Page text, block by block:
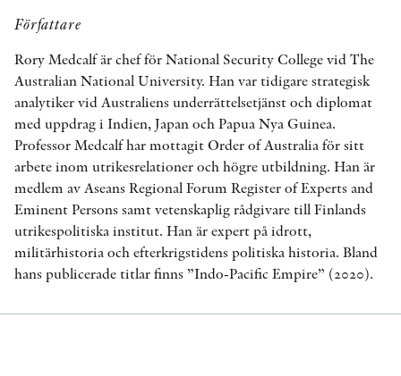
Författare
Rory Medcalf är chef för National Security College vid The
Australian National University. Han var tidigare strategisk
analytiker vid Australiens underrättelsetjänst och diplomat
med uppdrag i Indien, Japan och Papua Nya Guinea.
Professor Medcalf har mottagit Order of Australia för sitt
arbete inom utrikesrelationer och högre utbildning. Han är
medlem av Aseans Regional Forum Register of Experts and
Eminent Persons samt vetenskaplig rådgivare till Finlands
utrikespolitiska institut. Han är expert på idrott,
militärhistoria och efterkrigstidens politiska historia. Bland
hans publicerade titlar finns ”Indo-Pacific Empire” (2020).